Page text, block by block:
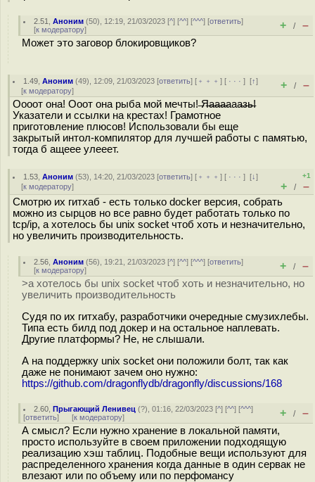
2.51 ,Аноним (50), 12:19, 21/03/2023 [^] [^^] [^^^] [ответить]
[к модератору] + / –
Может это заговор блокировщиков?
1.49 ,Аноним (49), 12:09, 21/03/2023 [ответить] [ ﹢﹢﹢] [ · · ·][↑]
[к модератору] + / –
Оооот она! Ооот она рыба мой мечты! ̶Я̶а̶а̶а̶ааа̶з̶ь̶!
Указатели и ссылки на крестах! Грамотное
приготовление плюсов! Использовали бы еще
закрытый интол-компилятор для лучшей работы с памятью,
тогда б ащеее улееет.
1.53 ,Аноним (53), 14:20, 21/03/2023 [ответить] [ ﹢﹢﹢] [ · · ·][↓]
[к модератору]
+1
+ / –
Смотрю их гитхаб - есть только docker версия, собрать
можно из сырцов но все равно будет работать только по
tcp/ip, а хотелось бы unix socket чтоб хоть и незначительно,
но увеличить производительность.
2.56 ,Аноним (56), 19:21, 21/03/2023 [^] [^^] [^^^] [ответить]
[к модератору] + / –
>а хотелось бы unix socket чтоб хоть и незначительно, но
увеличить производительность
Судя по их гитхабу, разработчики очередные смузихлебы.
Типа есть билд под докер и на остальное наплевать.
Другие платформы? Не, не слышали.
А на поддержку unix socket они положили болт, так как
даже не понимают зачем оно нужно:
https://github.com/dragonflydb/dragonfly/discussions/168
2.60 ,Прыгающий Ленивец (?), 01:16, 22/03/2023 [^] [^^] [^^^]
[ответить] [к модератору] + / –
А смысл? Если нужно хранение в локальной памяти,
просто используйте в своем приложении подходящую
реализацию хэш таблиц. Подобные вещи используют для
распределенного хранения когда данные в один сервак не
влезают или по объему или по перфомансу